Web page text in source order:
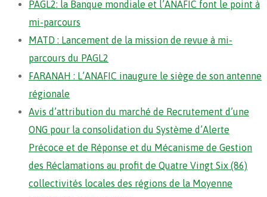
PAGL2: la Banque mondiale et l’ANAFIC font le point à
mi-parcours
MATD : Lancement de la mission de revue à mi-
parcours du PAGL2
FARANAH : L’ANAFIC inaugure le siège de son antenne
régionale
Avis d’attribution du marché de Recrutement d’une
ONG pour la consolidation du Système d’Alerte
Précoce et de Réponse et du Mécanisme de Gestion
des Réclamations au profit de Quatre Vingt Six (86)
collectivités locales des régions de la Moyenne